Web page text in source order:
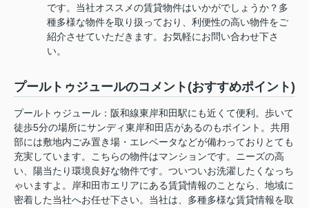
です。当社オススメの賃貸物件はいかがでしょうか？多
種多様な物件を取り扱っており、利便性の高い物件をご
紹介させていただきます。お気軽にお問い合わせ下さ
い。
プールトゥジュールのコメント(おすすめポイント)
プールトゥジュール：阪和線東岸和田駅にも近くて便利。歩いて
徒歩5分の場所にサンディ東岸和田店があるのもポイント。共用
部には敷地内ごみ置き場・エレベータなどが備わっておりとても
充実しています。こちらの物件はマンションです。ニーズの高
い、陽当たり環境良好な物件です。ついついお洗濯したくなっち
ゃいますよ。岸和田市エリアにある賃貸情報のことなら、地域に
密着した当社へお任せ下さい。当社は、多種多様な賃貸情報を取